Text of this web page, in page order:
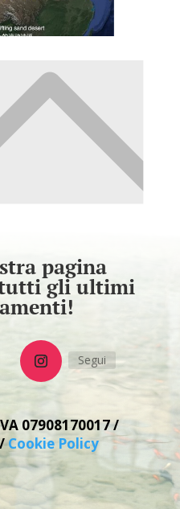
pagina
tutti gli ultimi
Segui
07908170017 /
Cookie Policy